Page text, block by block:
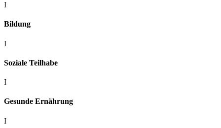
I
Bildung
I
Soziale Teilhabe
I
Gesunde Ernährung
I